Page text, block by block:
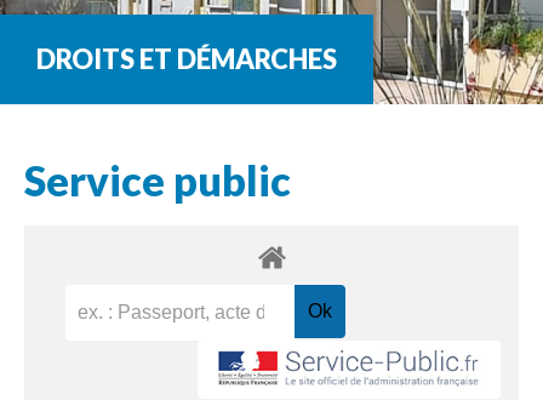
DROITS ET DÉMARCHES
Service public